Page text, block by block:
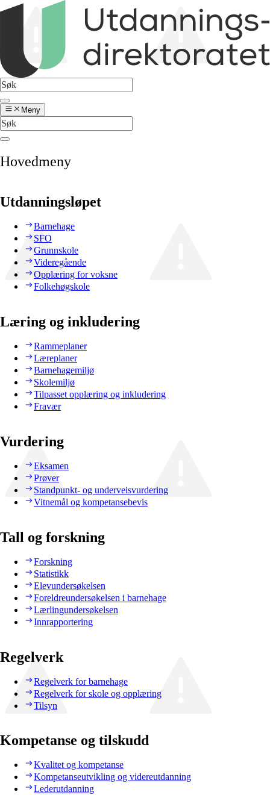
Meny
Hovedmeny
Utdanningsløpet
Barnehage
SFO
Grunnskole
Videregående
Opplæring for voksne
Folkehøgskole
Læring og inkludering
Rammeplaner
Læreplaner
Barnehagemiljø
Skolemiljø
Tilpasset opplæring og inkludering
Fravær
Vurdering
Eksamen
Prøver
Standpunkt- og underveisvurdering
Vitnemål og kompetansebevis
Tall og forskning
Forskning
Statistikk
Elevundersøkelsen
Foreldreundersøkelsen i barnehage
Lærlingundersøkelsen
Innrapportering
Regelverk
Regelverk for barnehage
Regelverk for skole og opplæring
Tilsyn
Kompetanse og tilskudd
Kvalitet og kompetanse
Kompetanseutvikling og videreutdanning
Lederutdanning